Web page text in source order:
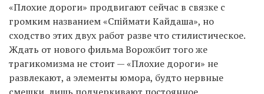
«Плохие дороги» продвигают сейчас в связке с
громким названием «Спіймати Кайдаша», но
сходство этих двух работ разве что стилистическое.
Ждать от нового фильма Ворожбит того же
трагикомизма не стоит — «Плохие дороги» не
развлекают, а элементы юмора, будто нервные